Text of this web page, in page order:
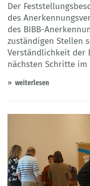
Der
des
des BIBB-
zuständigen Stellen
Verständlichkeit der
nächsten Schritte
weiterlesen